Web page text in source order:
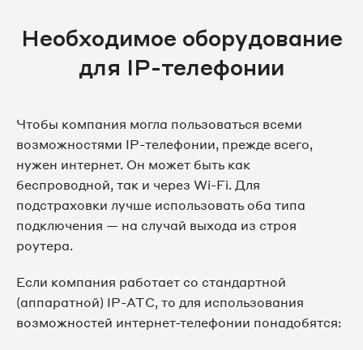
Необходимое оборудование
для IP-телефонии
Чтобы компания могла пользоваться всеми
возможностями IP-телефонии, прежде всего,
нужен интернет. Он может быть как
беспроводной, так и через Wi-Fi. Для
подстраховки лучше использовать оба типа
подключения — на случай выхода из строя
роутера.
Если компания работает со стандартной
(аппаратной) IP-АТС, то для использования
возможностей интернет-телефонии понадобятся: